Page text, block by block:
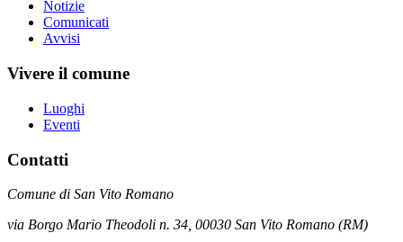
Notizie
Comunicati
Avvisi
Vivere il comune
Luoghi
Eventi
Contatti
Comune di San Vito Romano
via Borgo Mario Theodoli n. 34, 00030 San Vito Romano (RM)